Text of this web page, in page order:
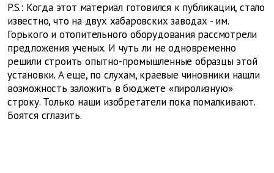
P.S.: Когда этот материал готовился к публикации, стало
известно, что на двух хабаровских заводах - им.
Горького и отопительного оборудования рассмотрели
предложения ученых. И чуть ли не одновременно
решили строить опытно-промышленные образцы этой
установки. А еще, по слухам, краевые чиновники нашли
возможность заложить в бюджете «пиролизную»
строку. Только наши изобретатели пока помалкивают.
Боятся сглазить.